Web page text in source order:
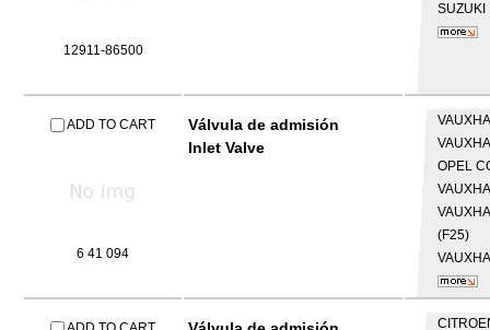
12911-86500
SUZUKI
ADD TO CART
6 41 094
Válvula de admisión
Inlet Valve
OPEL
(F25)